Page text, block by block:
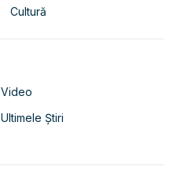
Cultură
Video
Ultimele Știri